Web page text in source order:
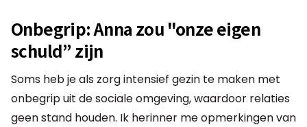
Onbegrip: Anna zou "onze eigen
schuld” zijn
Soms heb je als zorg intensief gezin te maken met
onbegrip uit de sociale omgeving, waardoor relaties
geen stand houden. Ik herinner me opmerkingen van